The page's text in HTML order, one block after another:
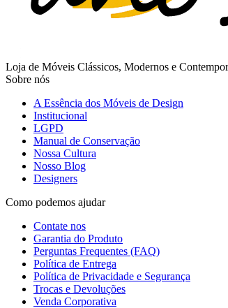
Loja de Móveis Clássicos, Modernos e
Sobre nós
A Essência dos Móveis de Design
Institucional
LGPD
Manual de Conservação
Nossa Cultura
Nosso Blog
Designers
Como podemos ajudar
Contate nos
Garantia do Produto
Perguntas Frequentes (FAQ)
Política de Entrega
Política de Privacidade e Segurança
Trocas e Devoluções
Venda Corporativa